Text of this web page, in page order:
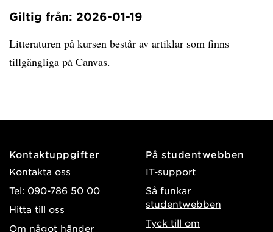
Giltig från: 2026-01-19
Litteraturen på kursen består av artiklar som finns
tillgängliga på Canvas.
Kontaktuppgifter
Kontakta oss
Tel: 090-786 50 00
Hitta till oss
Om något händer
På studentwebben
IT-support
Så funkar
studentwebben
Tyck till om